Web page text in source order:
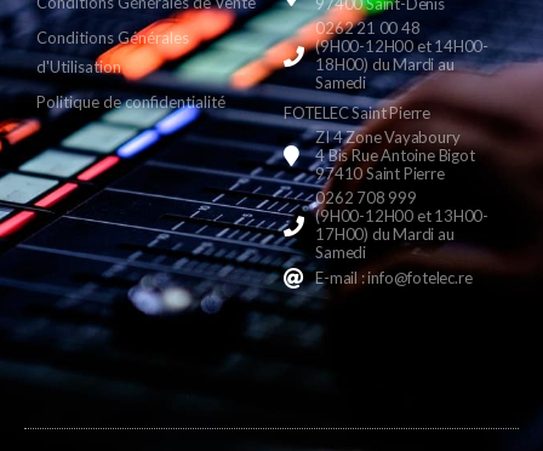
Conditions Générales
d'Utilisation
Politique de confidentialité
0262 21 00 48
(9H00-12H00 et 14H00-
18H00) du Mardi au
Samedi
FOTELEC Saint Pierre
ZI 4 Zone Vayaboury
4 Bis Rue Antoine Bigot
97410 Saint Pierre
0262 708 999
(9H00-12H00 et 13H00-
17H00) du Mardi au
Samedi
E-mail : info@fotelec.re